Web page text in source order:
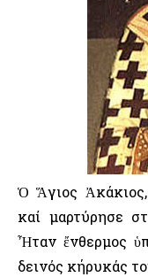
Ὁ Ἅγιος
καί μαρτύρησε
Ἦταν ἔνθερμος
δεινός κήρυκάς